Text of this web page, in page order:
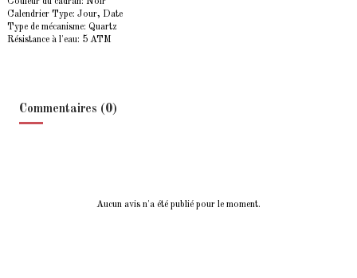
Calendrier Type: Jour, Date
Type de mécanisme: Quartz
Résistance à l'eau: 5 ATM
Commentaires (0)
Aucun avis n'a été publié pour le moment.